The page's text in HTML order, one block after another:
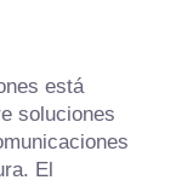
está
soluciones
El